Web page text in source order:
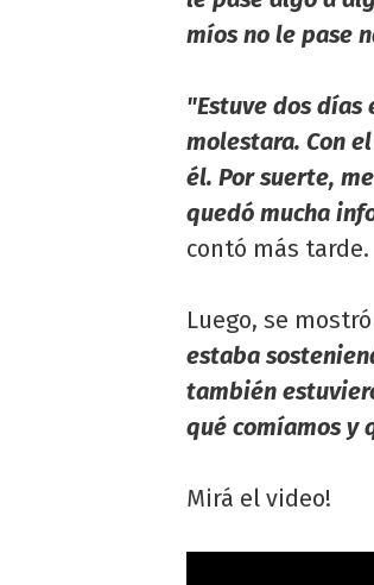
míos no le pase
"Estuve dos días
molestara. Con
él. Por suerte,
quedó mucha
contó más tarde.
Luego, se
estaba
también
qué comíamos y
Mirá el video!